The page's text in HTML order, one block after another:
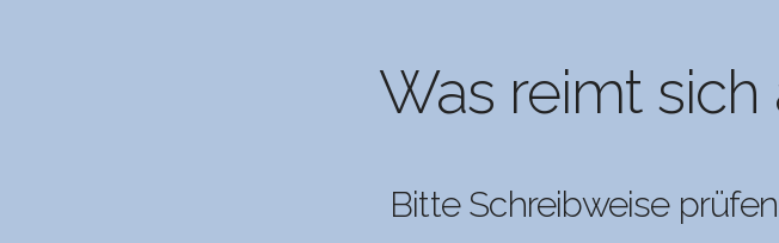
Was reimt
Bitte Schreibweise